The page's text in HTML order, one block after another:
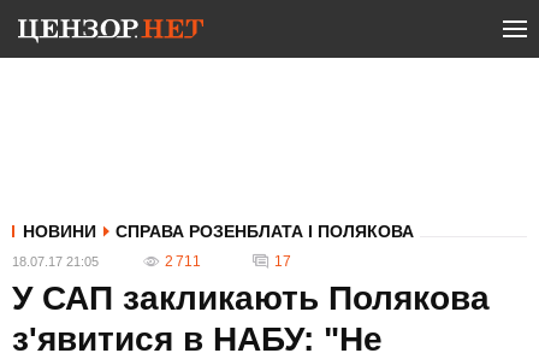
НОВИНИ СПРАВА РОЗЕНБЛАТА І ПОЛЯКОВА
18.07.17 21:05 2 711 17
У САП закликають Полякова
з'явитися в НАБУ: "Не